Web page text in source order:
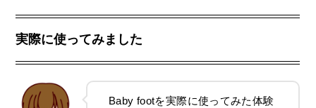
実際に使ってみました
Baby footを実際に使ってみた体験